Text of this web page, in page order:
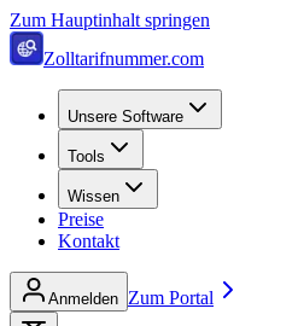
Zum Hauptinhalt springen
Zolltarifnummer.com
Unsere Software
Tools
Wissen
Preise
Kontakt
Anmelden Zum Portal